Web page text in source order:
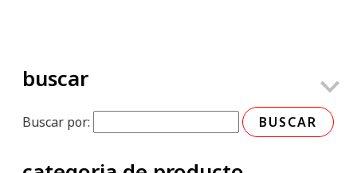
buscar
Buscar por: